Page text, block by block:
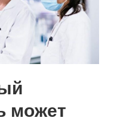
может